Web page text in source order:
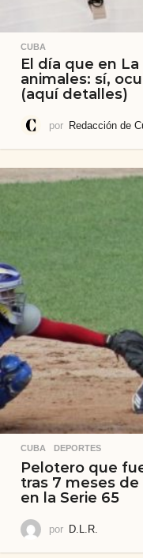
CUBA
El día que en
animales: sí,
(aquí detalles)
por Redacción de
CUBA ,DEPORTES
Pelotero que
tras 7 meses de
en la Serie 65
por D.L.R.